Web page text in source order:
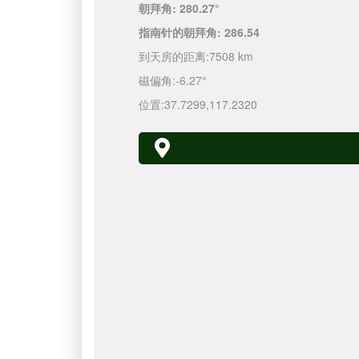
朝拜角: 280.27°
指南针的朝拜角: 286.54
到天房的距离:7508 km
磁偏角:-6.27°
位置:37.7299,117.2320